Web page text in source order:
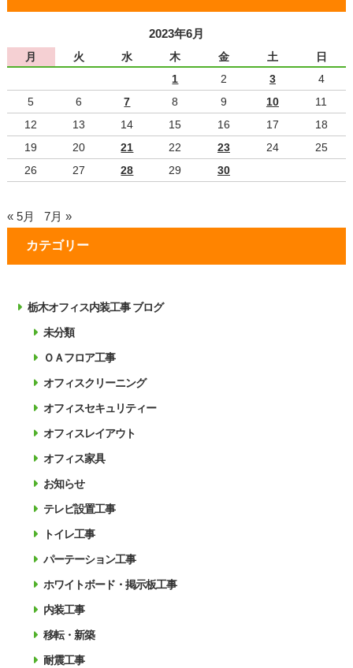
2023年6月
月 火 水 木 金 土
日
1
2 3
4
5
6 7 8 9 10
11
12
13 14 15 16 17
18
19
20 21 22 23 24
25
26
27 28 29 30
« 5月 7月 »
カテゴリー
栃木オフィス内装工事 ブログ
未分類
ＯＡフロア工事
オフィスクリーニング
オフィスセキュリティー
オフィスレイアウト
オフィス家具
お知らせ
テレビ設置工事
トイレ工事
パーテーション工事
ホワイトボード・掲示板工事
内装工事
移転・新築
耐震工事